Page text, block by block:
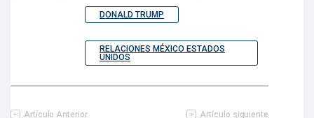
DONALD TRUMP
RELACIONES MÉXICO ESTADOS
UNIDOS
Artículo Anterior Artículo siguiente